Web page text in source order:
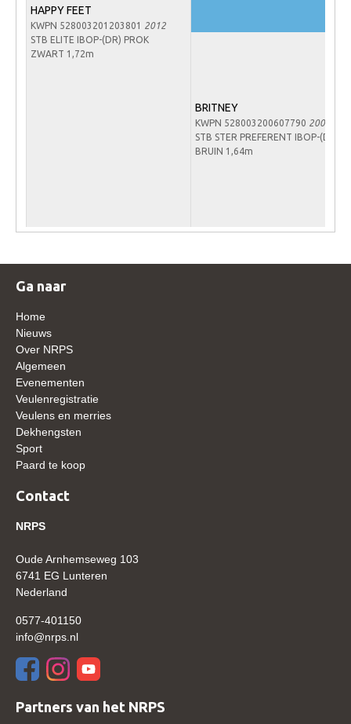
Röntgenonderzoek
WBSFH
Dekhengsten
Verrichtingsonderzoek 2025-2026
Verrichtingsonderzoek 2020-2021
Sport
REGIO'S
Regio Noord
Bestuur Regio Noord
Bestuur Regio Midden
Regio West
HAPPY FEET
KWPN 528003201203801 2012
STB ELITE IBOP-(DR) PROK
ZWART 1,72m
BRITNEY
KWPN 528003200607790 2006
STB STER PREFERENT IBOP-(DR)
BRUIN 1,64m
Ga naar
Home
Nieuws
Over NRPS
Algemeen
Evenementen
Veulenregistratie
Veulens en merries
Dekhengsten
Sport
Paard te koop
Contact
NRPS
Oude Arnhemseweg 103
6741 EG Lunteren
Nederland
0577-401150
info@nrps.nl
Partners van het NRPS